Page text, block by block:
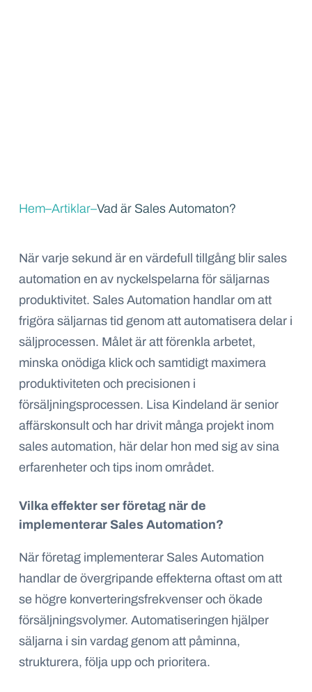
Hem–Artiklar–Vad är Sales Automaton?
När varje sekund är en värdefull tillgång blir sales
automation en av nyckelspelarna för säljarnas
produktivitet. Sales Automation handlar om att
frigöra säljarnas tid genom att automatisera delar i
säljprocessen. Målet är att förenkla arbetet,
minska onödiga klick och samtidigt maximera
produktiviteten och precisionen i
försäljningsprocessen. Lisa Kindeland är senior
affärskonsult och har drivit många projekt inom
sales automation, här delar hon med sig av sina
erfarenheter och tips inom området.
Vilka effekter ser företag när de
implementerar Sales Automation?
När företag implementerar Sales Automation
handlar de övergripande effekterna oftast om att
se högre konverteringsfrekvenser och ökade
försäljningsvolymer. Automatiseringen hjälper
säljarna i sin vardag genom att påminna,
strukturera, följa upp och prioritera.